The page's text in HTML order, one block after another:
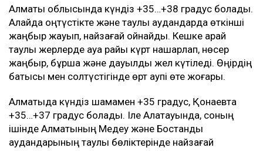
және екпінді жел күтіледі. Шымкентте өрт қаупі өте
жоғары.
Жамбыл облысында ауа +38…+40 градусқа дейін
ысиды. Таулы аудандарда жаңбыр мен найзағай
күтіледі, кей жерлерде жел 15–20 м/с-ке дейін
басым бөлігінде өрт қаупі өте жоғары деңгейде
сақталады.
Алматы облысында күндіз +35…+38 градус болады.